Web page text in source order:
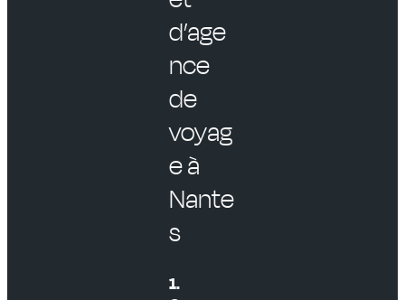
d’age
nce
de
voyag
e à
Nante
s
1.